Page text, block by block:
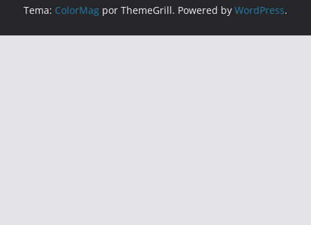
Tema: ColorMag por ThemeGrill. Powered by WordPress.